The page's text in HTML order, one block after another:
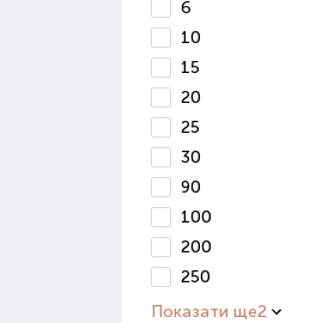
6
10
15
20
25
30
90
100
200
250
Показати ще2